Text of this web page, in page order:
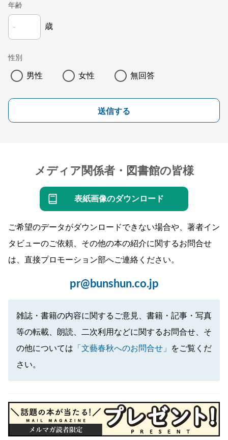
年齢
歳
性別
男性 女性 無回答
送信する
メディア関係者・図書館の皆様
表紙画像のダウンロード
ご希望のデータがダウンロードできない場合や、著者イン
タビューのご依頼、その他の本の紹介に関するお問合せ
は、直接プロモーション部へご連絡ください。
pr@bunshun.co.jp
雑誌・書籍の内容に関するご意見、書籍・記事・写真
等の転載、朗読、二次利用などに関するお問合せ、そ
の他については 「文藝春秋へのお問合せ」
をご覧くだ
さい。